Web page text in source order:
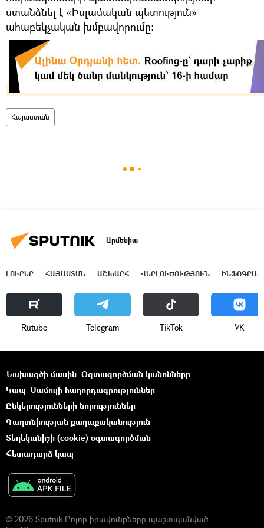
ստանձնել է «Իսլամական պետություն»
ահաբեկչական խմբավորումը։
Հայաստան
Արմենիա
ԼՈՒՐԵՐ ՀԱՅԱՍՏԱՆ ԱՇԽԱՐՀ ՎԵՐԼՈՒԾՈՒԹՅՈՒՆ
Rutube Telegram ТikТоk VK
Նախագծի մասին Օգտագործման կանոնները
Կապ Մամուլի հաղորդագրություններ
Ընկերությունների նորություններ
Գաղտնիության քաղաքականություն
Տեղեկանիշի (cookie) օգտագործման
Հետադարձ կապ
© 2026 Sputnik Բոլոր իրավունքները պաշտպանված